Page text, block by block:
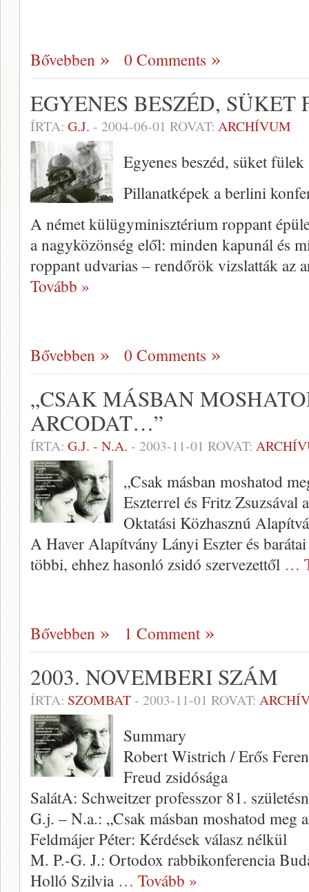
Bővebben 0 Comments
EGYENES BESZÉD, SÜKET
ÍRTA: G.J. - 2004-06-01 ROVAT: ARCHÍVUM
Egyenes beszéd, süket fülek
Pillanatképek a berlini
A német külügyminisz­térium roppant
a nagyközönség elől: minden kapunál és
roppant udvarias – rendőrök vizslatták az
Tovább »
Bővebben 0 Comments
„CSAK MÁSBAN
ARCODAT…”
ÍRTA: G.J. - N.A. - 2003-11-01 ROVAT:
„Csak másban moshatod
Eszterrel és Fritz Zsuzsával
Oktatási Közhasznú
A Haver Alapítvány Lányi Eszter és
többi, ehhez hasonló zsidó szervezet­től …
Bővebben 1 Comment
2003. NOVEMBERI SZÁM
ÍRTA: SZOMBAT- 2003-11-01 ROVAT:
Summary
Robert Wistrich / Erős
Freud zsidósága
SalátA: Schweitzer professzor 81.
G.j. – N.a.: „Csak másban moshatod meg
Feldmájer Péter: Kérdések válasz nélkül
M. P.-G. J.: Ortodox rabbikonferencia
Holló Szilvia … Tovább »